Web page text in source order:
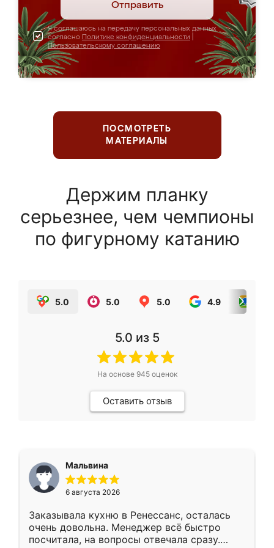
Отправить
Я соглашаюсь на передачу персональных данных
согласно Политике конфиденциальности
Пользовательскому соглашению
ПОСМОТРЕТЬ
МАТЕРИАЛЫ
Держим планку
серьезнее, чем чемпионы
по фигурному катанию
5.0 5.0 5.0 4.9
5.0 из 5
На основе 945оценок
Оставить отзыв
Мальвина
6 августа 2026
Заказывала кухню в Ренессанс, осталась
очень довольна. Менеджер всё быстро
посчитала, на вопросы отвечала сразу.